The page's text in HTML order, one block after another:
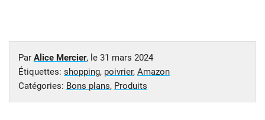
Par Alice Mercier, le 31 mars 2024
Étiquettes: shopping, poivrier, Amazon
Catégories: Bons plans, Produits